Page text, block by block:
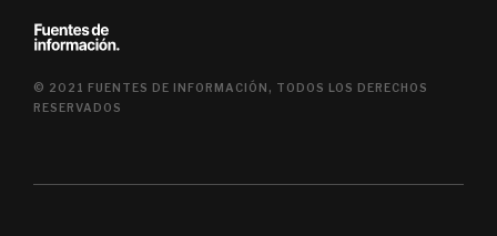
© 2021 FUENTES DE INFORMACIÓN, TODOS LOS DERECHOS
RESERVADOS